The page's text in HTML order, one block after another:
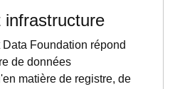
infrastructure
Foundation répond
de données
matière de registre, de